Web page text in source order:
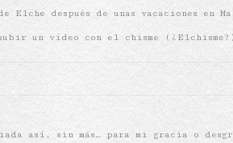
Elche después de unas vacaciones en
un vídeo con el chisme
así, sin más… para mi gracia o